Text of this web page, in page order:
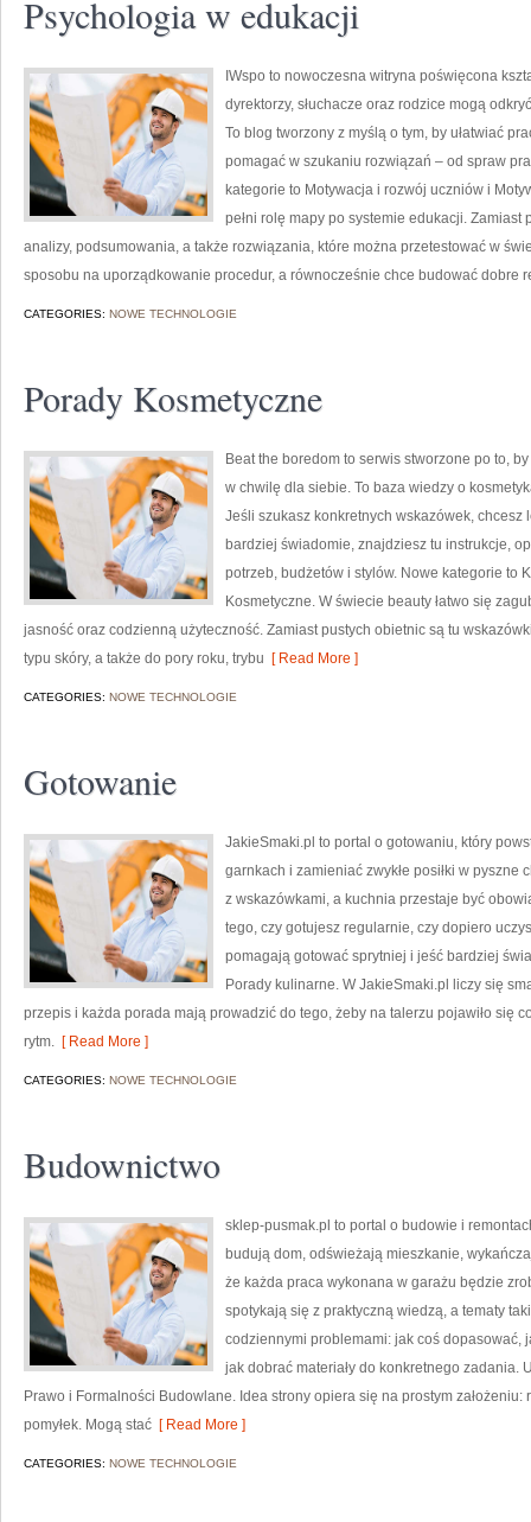
Psychologia w edukacji
IWspo to nowoczesna witryna poświęcona
dyrektorzy, słuchacze oraz rodzice mogą
To blog tworzony z myślą o tym, by ułatwiać
pomagać w szukaniu rozwiązań – od spraw
kategorie to Motywacja i rozwój uczniów i
pełni rolę mapy po systemie edukacji. Zamiast
analizy, podsumowania, a także rozwiązania, które można przetestować w
sposobu na uporządkowanie procedur, a równocześnie chce budować dobre
CATEGORIES: NOWE TECHNOLOGIE
Porady Kosmetyczne
Beat the boredom to serwis stworzone po to,
w chwilę dla siebie. To baza wiedzy o
Jeśli szukasz konkretnych wskazówek, chcesz
bardziej świadomie, znajdziesz tu instrukcje,
potrzeb, budżetów i stylów. Nowe kategorie to
Kosmetyczne. W świecie beauty łatwo się
jasność oraz codzienną użyteczność. Zamiast pustych obietnic są tu
typu skóry, a także do pory roku, trybu [ Read More ]
CATEGORIES: NOWE TECHNOLOGIE
Gotowanie
JakieSmaki.pl to portal o gotowaniu, który
garnkach i zamieniać zwykłe posiłki w
z wskazówkami, a kuchnia przestaje być
tego, czy gotujesz regularnie, czy dopiero
pomagają gotować sprytniej i jeść bardziej
Porady kulinarne. W JakieSmaki.pl liczy się
przepis i każda porada mają prowadzić do tego, żeby na talerzu pojawiło się
rytm. [ Read More ]
CATEGORIES: NOWE TECHNOLOGIE
Budownictwo
sklep-pusmak.pl to portal o budowie i
budują dom, odświeżają mieszkanie,
że każda praca wykonana w garażu będzie
spotykają się z praktyczną wiedzą, a tematy
codziennymi problemami: jak coś dopasować,
jak dobrać materiały do konkretnego zadania.
Prawo i Formalności Budowlane. Idea strony opiera się na prostym
pomyłek. Mogą stać [ Read More ]
CATEGORIES: NOWE TECHNOLOGIE